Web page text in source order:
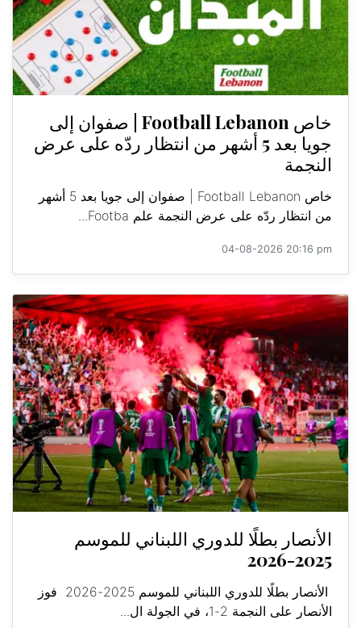
خاص Football Lebanon | صفوان إلى
جويا بعد 5 أشهر من انتظار ردّه على عرض
النجمة
خاص Football Lebanon | صفوان إلى جويا بعد 5 أشهر
من انتظار ردّه على عرض النجمة علم Footba...
04-08-2026 20:16 pm
الأنصار بطلًا للدوري اللبناني للموسم
2025-2026
الأنصار بطلًا للدوري اللبناني للموسم 2025-2026 فوز
الأنصار على النجمة 2-1، في الجولة ال...